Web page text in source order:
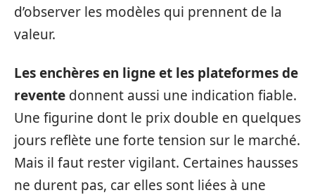
d’observer les modèles qui prennent de la
valeur.
Les enchères en ligne et les plateformes de
revente donnent aussi une indication fiable.
Une figurine dont le prix double en quelques
jours reflète une forte tension sur le marché.
Mais il faut rester vigilant. Certaines hausses
ne durent pas, car elles sont liées à une